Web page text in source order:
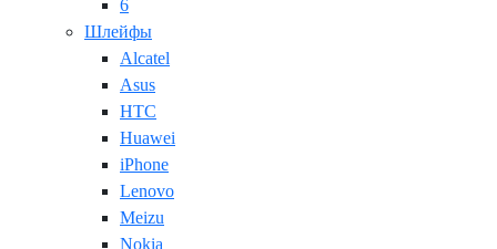
6
Шлейфы
Alcatel
Asus
HTC
Huawei
iPhone
Lenovo
Meizu
Nokia